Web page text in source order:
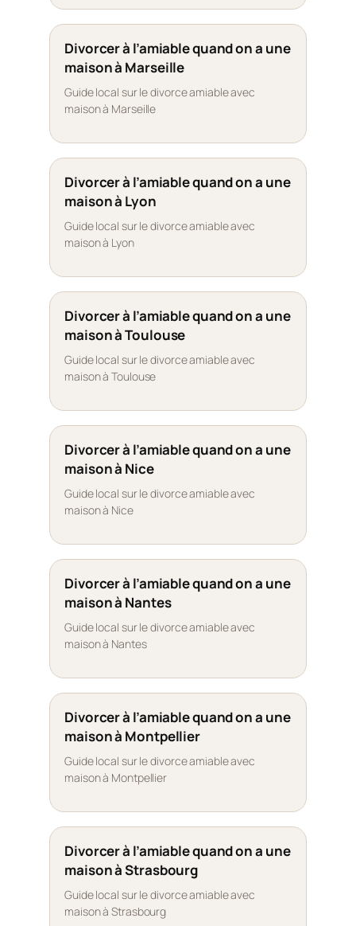
Divorcer à l’amiable quand on a une
maison à Marseille
Guide local sur le divorce amiable avec
maison à Marseille
Divorcer à l’amiable quand on a une
maison à Lyon
Guide local sur le divorce amiable avec
maison à Lyon
Divorcer à l’amiable quand on a une
maison à Toulouse
Guide local sur le divorce amiable avec
maison à Toulouse
Divorcer à l’amiable quand on a une
maison à Nice
Guide local sur le divorce amiable avec
maison à Nice
Divorcer à l’amiable quand on a une
maison à Nantes
Guide local sur le divorce amiable avec
maison à Nantes
Divorcer à l’amiable quand on a une
maison à Montpellier
Guide local sur le divorce amiable avec
maison à Montpellier
Divorcer à l’amiable quand on a une
maison à Strasbourg
Guide local sur le divorce amiable avec
maison à Strasbourg